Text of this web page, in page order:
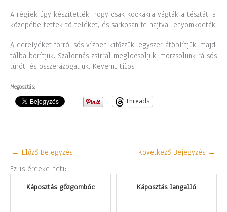
A régiek úgy készítették, hogy csak kockákra vágták a tésztát, a
közepébe tettek tölteléket, és sarkosan felhajtva lenyomkodták.
A derelyéket forró, sós vízben kifőzzük, egyszer átöblítjük, majd
tálba borítjuk. Szalonnás zsírral meglocsoljuk, morzsolunk rá sós
túrót, és összerázogatjuk. Keverni tilos!
Megosztás:
Threads
← Előző Bejegyzés Következő Bejegyzés →
Ez is érdekelheti:
Káposztás gőzgombóc Káposztás langalló